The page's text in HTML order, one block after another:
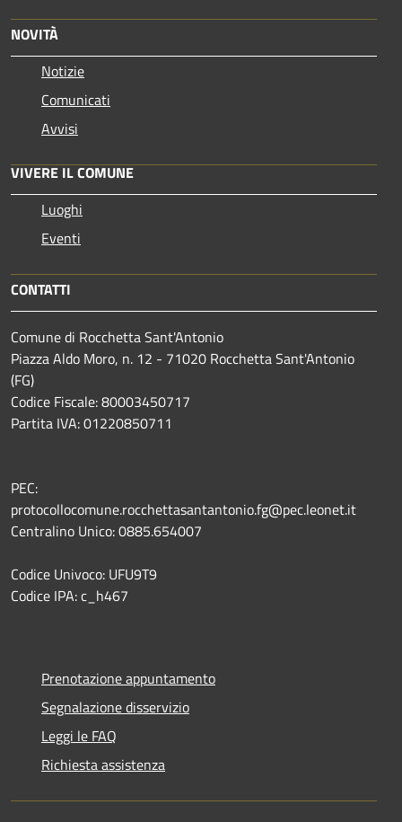
NOVITÀ
Notizie
Comunicati
Avvisi
VIVERE IL COMUNE
Luoghi
Eventi
CONTATTI
Comune di Rocchetta Sant'Antonio
Piazza Aldo Moro, n. 12 - 71020 Rocchetta Sant'Antonio
(FG)
Codice Fiscale: 80003450717
Partita IVA: 01220850711
PEC:
protocollocomune.rocchettasantantonio.fg@pec.leonet.it
Centralino Unico: 0885.654007
Codice Univoco: UFU9T9
Codice IPA: c_h467
Prenotazione appuntamento
Segnalazione disservizio
Leggi le FAQ
Richiesta assistenza